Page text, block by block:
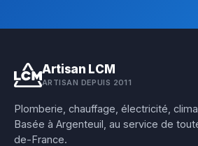
Artisan LCM
ARTISAN DEPUIS 2011
Plomberie, chauffage, électricité,
Basée à Argenteuil, au service de
de-France.